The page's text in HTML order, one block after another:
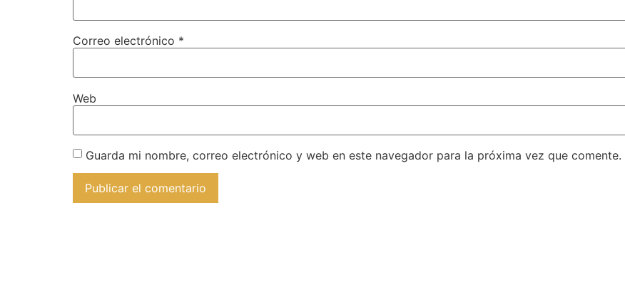
Correo electrónico *
Web
Guarda mi nombre, correo electrónico y web en este navegador para la próxima vez que comente.